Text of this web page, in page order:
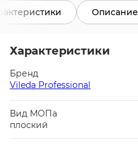
Описание
Характеристики
Бренд
Vileda Professional
Вид МОПа
плоский